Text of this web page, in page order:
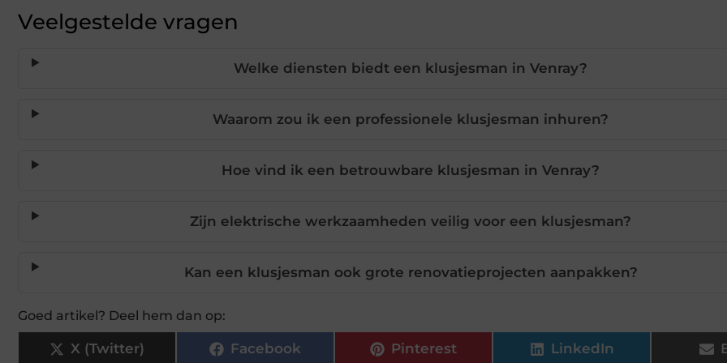
Veelgestelde vragen
Welke diensten biedt een klusjesman in Venray?
Waarom zou ik een professionele klusjesman inhuren?
Hoe vind ik een betrouwbare klusjesman in Venray?
Zijn elektrische werkzaamheden veilig voor een klusjesman?
Kan een klusjesman ook grote renovatieprojecten aanpakken?
Goed artikel? Deel hem dan op:
X (Twitter) Facebook Pinterest LinkedIn